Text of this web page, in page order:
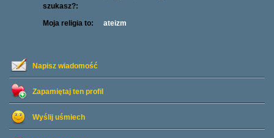
Napisz wiadomość
Zapamiętaj ten profil
Wyślij uśmiech
szukasz?:
Moja religia to: ateizm